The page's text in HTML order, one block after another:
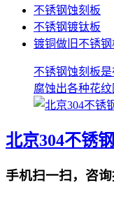
不锈钢蚀刻板
不锈钢镀钛板
镀铜做旧不锈钢
不锈钢蚀刻板是
腐蚀出各种花纹
北京304不锈
手机扫一扫，咨询